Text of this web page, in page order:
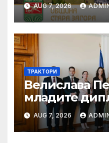
AUG 7, 2026
ТРАКТОРИ
Велислава
младите
Бъдете
винаги
интересите
AUG 7, 2026